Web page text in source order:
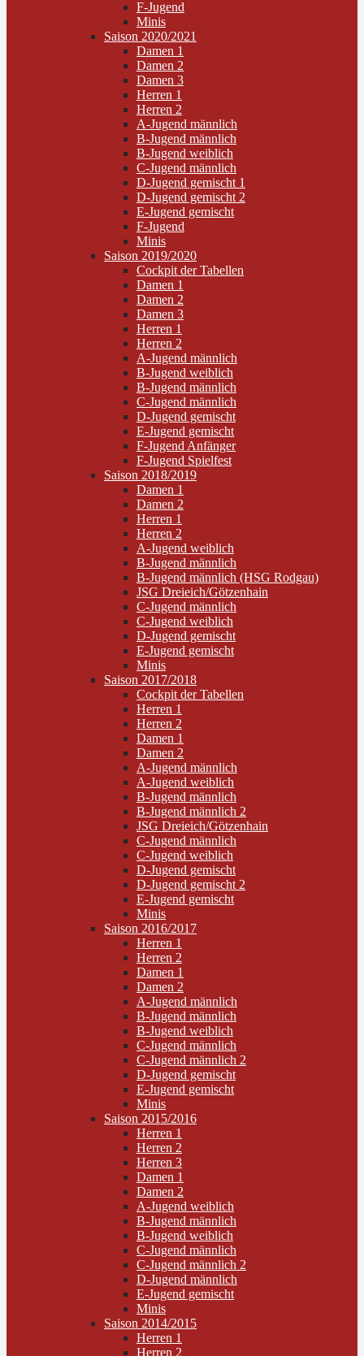
F-Jugend
Minis
Saison 2020/2021
Damen 1
Damen 2
Damen 3
Herren 1
Herren 2
A-Jugend männlich
B-Jugend männlich
B-Jugend weiblich
C-Jugend männlich
D-Jugend gemischt 1
D-Jugend gemischt 2
E-Jugend gemischt
F-Jugend
Minis
Saison 2019/2020
Cockpit der Tabellen
Damen 1
Damen 2
Damen 3
Herren 1
Herren 2
A-Jugend männlich
B-Jugend weiblich
B-Jugend männlich
C-Jugend männlich
D-Jugend gemischt
E-Jugend gemischt
F-Jugend Anfänger
F-Jugend Spielfest
Saison 2018/2019
Damen 1
Damen 2
Herren 1
Herren 2
A-Jugend weiblich
B-Jugend männlich
B-Jugend männlich (HSG Rodgau)
JSG Dreieich/Götzenhain
C-Jugend männlich
C-Jugend weiblich
D-Jugend gemischt
E-Jugend gemischt
Minis
Saison 2017/2018
Cockpit der Tabellen
Herren 1
Herren 2
Damen 1
Damen 2
A-Jugend männlich
A-Jugend weiblich
B-Jugend männlich
B-Jugend männlich 2
JSG Dreieich/Götzenhain
C-Jugend männlich
C-Jugend weiblich
D-Jugend gemischt
D-Jugend gemischt 2
E-Jugend gemischt
Minis
Saison 2016/2017
Herren 1
Herren 2
Damen 1
Damen 2
A-Jugend männlich
B-Jugend männlich
B-Jugend weiblich
C-Jugend männlich
C-Jugend männlich 2
D-Jugend gemischt
E-Jugend gemischt
Minis
Saison 2015/2016
Herren 1
Herren 2
Herren 3
Damen 1
Damen 2
A-Jugend weiblich
B-Jugend männlich
B-Jugend weiblich
C-Jugend männlich
C-Jugend männlich 2
D-Jugend männlich
E-Jugend gemischt
Minis
Saison 2014/2015
Herren 1
Herren 2